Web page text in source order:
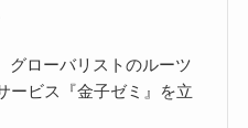
グローバリストのルーツ
ービス『金子ゼミ』を立